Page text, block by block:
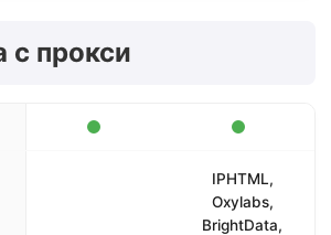
с прокси
IPHTML,
Oxylabs,
BrightData,